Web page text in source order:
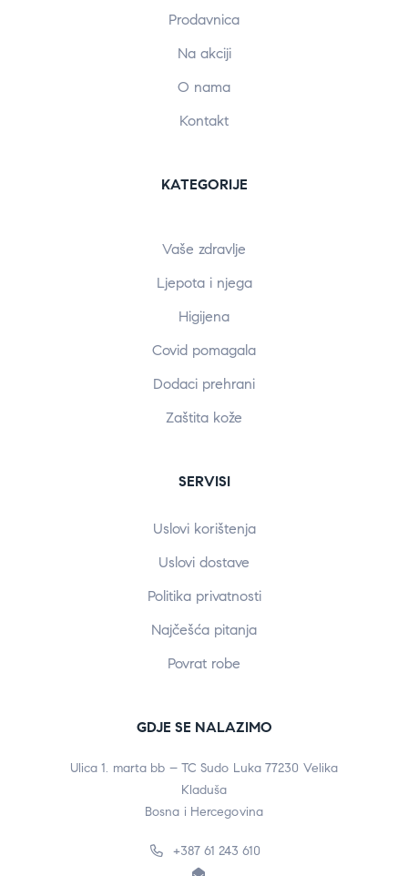
Prodavnica
Na akciji
O nama
Kontakt
KATEGORIJE
Vaše zdravlje
Ljepota i njega
Higijena
Covid pomagala
Dodaci prehrani
Zaštita kože
SERVISI
Uslovi korištenja
Uslovi dostave
Politika privatnosti
Najčešća pitanja
Povrat robe
GDJE SE NALAZIMO
Ulica 1. marta bb – TC Sudo Luka 77230 Velika
Kladuša
Bosna i Hercegovina
+387 61 243 610